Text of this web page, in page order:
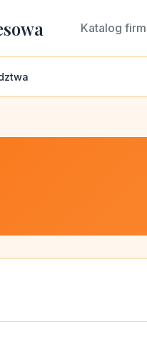
Katalog firm